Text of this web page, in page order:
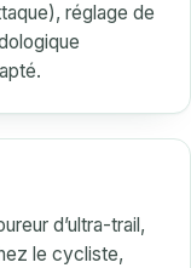
réglage de
d’ultra-trail,
le cycliste,